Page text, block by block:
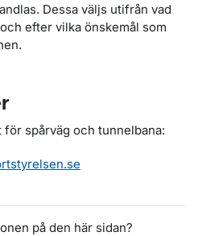
Dessa väljs utifrån vad
efter vilka önskemål som
spårväg och tunnelbana:
på den här sidan?